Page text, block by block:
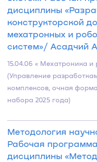
дисциплины
конструкторской
мехатронных и
систем»/ Асадчий
15.04.06 « Мехатроника и
(Управление
комплексов, очная
набора 2025 года)
Методология
Рабочая
дисциплины